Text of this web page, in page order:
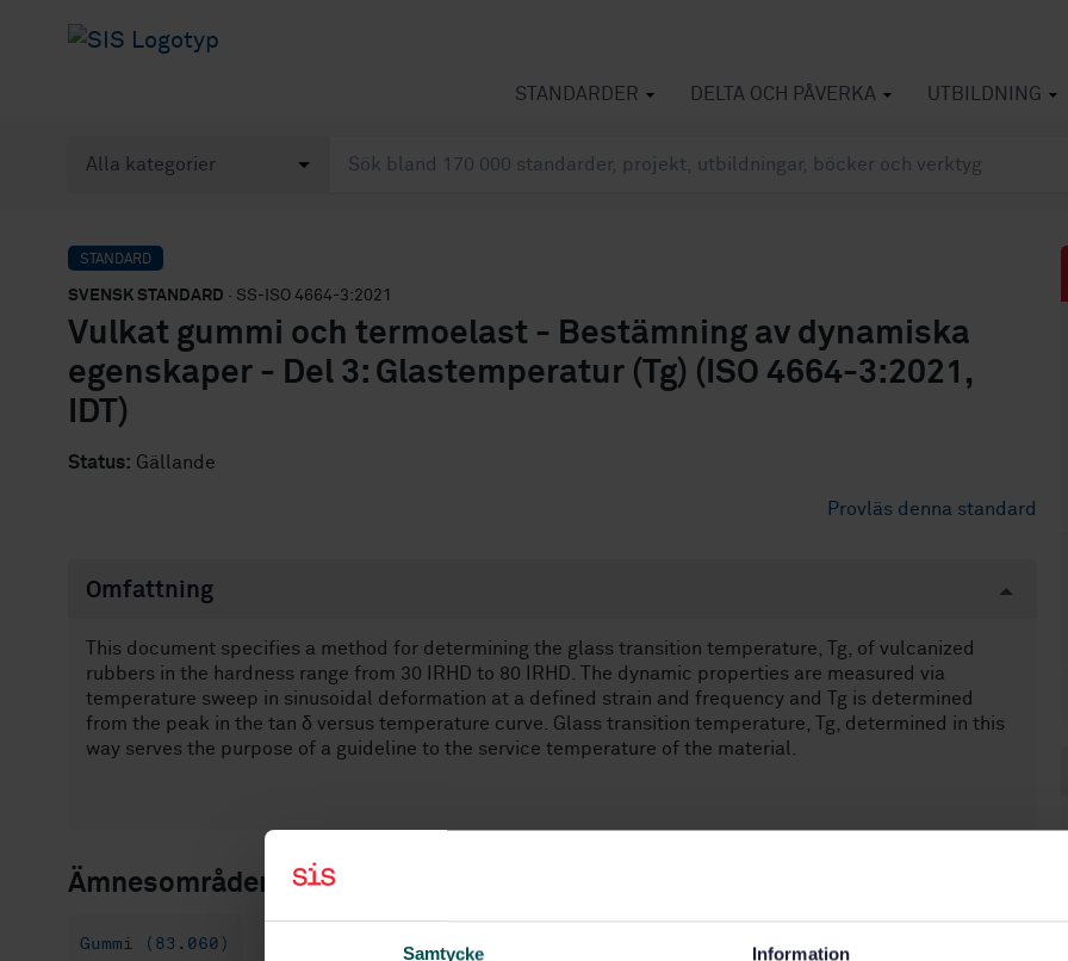
Samtycke Information
STANDARDER DELTA OCH PÅVERKA UTBILDNING
STANDARD
SVENSK STANDARD · SS-ISO 4664-3:2021
Vulkat gummi och termoelast - Bestämning av dynamiska
egenskaper - Del 3: Glastemperatur (Tg) (ISO 4664-3:2021,
IDT)
Status: Gällande
Provläs denna standard
Omfattning
This document specifies a method for determining the glass transition temperature, Tg, of vulcanized
rubbers in the hardness range from 30 IRHD to 80 IRHD. The dynamic properties are measured via
temperature sweep in sinusoidal deformation at a defined strain and frequency and Tg is determined
from the peak in the tan δ versus temperature curve. Glass transition temperature, Tg, determined in this
way serves the purpose of a guideline to the service temperature of the material.
Ämnesområden
Gummi (83.060)